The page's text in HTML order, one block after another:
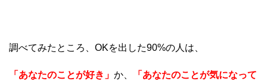
調べてみたところ、OKを出した90%の人は、
「あなたのことが好き」 か、
「あなたのことが気になって